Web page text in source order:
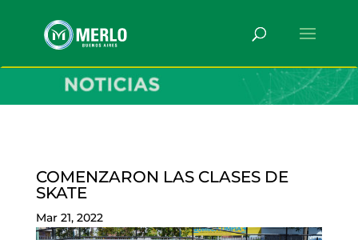
COMENZARON LAS CLASES DE
SKATE
Mar 21, 2022